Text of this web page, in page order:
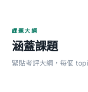
課題大綱
涵蓋課題
緊貼考評大綱，每個